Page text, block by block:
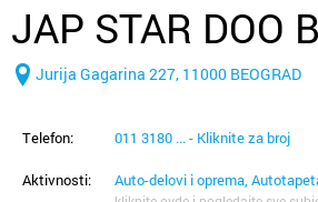
JAP STAR DOO
Jurija Gagarina 227, 11000 BEOGRAD
Telefon: 011 3180 ... - Kliknite za broj
Aktivnosti: Auto-delovi i oprema,